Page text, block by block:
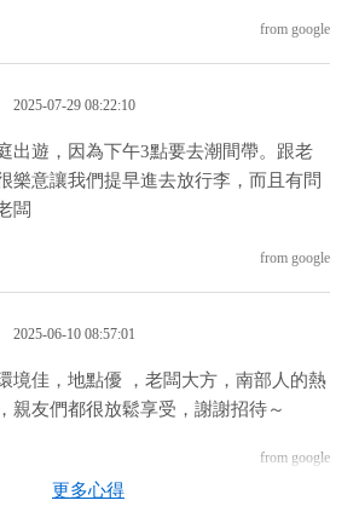
from google
2025-07-29 08:22:10
出遊，因為下午3點要去潮間帶。跟老
樂意讓我們提早進去放行李，而且有問
闆
from google
2025-06-10 08:57:01
境佳，地點優 ，老闆大方，南部人的熱
親友們都很放鬆享受，謝謝招待～
from google
更多心得